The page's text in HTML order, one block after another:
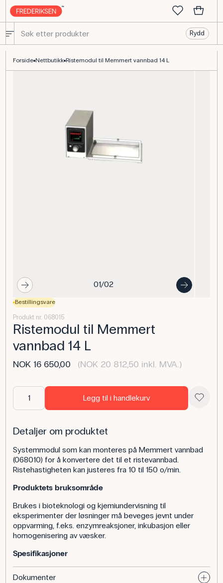
Rydd
Forside Nettbutikk Ristemodul til Memmert vannbad 14 L
01/02
Bestillingsvare
Produkt nr. 068015
Ristemodul til Memmert
vannbad 14 L
NOK 16 650,00 (NOK 20 812,50 inkl. MVA.)
Legg til i handlekurv
Detaljer om produktet
Systemmodul som kan monteres på Memmert vannbad
(068010) for å konvertere det til et ristevannbad.
Ristehastigheten kan justeres fra 10 til 150 o/min.
Produktets bruksområde
Brukes i bioteknologi og kjemiundervisning til
eksperimenter der løsninger må beveges jevnt under
oppvarming, f.eks. enzymreaksjoner, inkubasjon eller
homogenisering av væsker.
Spesifikasjoner
Dokumenter